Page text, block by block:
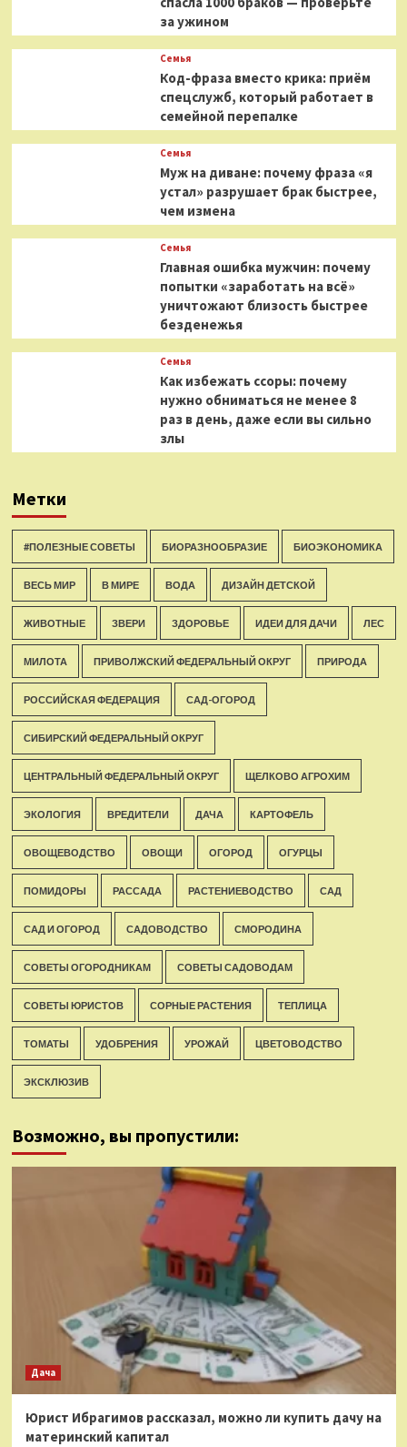
за ужином
Семья
Код-фраза вместо крика: приём
спецслужб, который работает в
семейной перепалке
Семья
Муж на диване: почему фраза «я
устал» разрушает брак быстрее,
чем измена
Семья
Главная ошибка мужчин: почему
попытки «заработать на всё»
уничтожают близость быстрее
безденежья
Семья
Как избежать ссоры: почему
нужно обниматься не менее 8
раз в день, даже если вы сильно
злы
Метки
#ПОЛЕЗНЫЕ СОВЕТЫ БИОРАЗНООБРАЗИЕ БИОЭКОНОМИКА
ВЕСЬ МИР В МИРЕ ВОДА ДИЗАЙН ДЕТСКОЙ
ЖИВОТНЫЕ ЗВЕРИ ЗДОРОВЬЕ ИДЕИ ДЛЯ ДАЧИ ЛЕС
МИЛОТА ПРИВОЛЖСКИЙ ФЕДЕРАЛЬНЫЙ ОКРУГ ПРИРОДА
РОССИЙСКАЯ ФЕДЕРАЦИЯ САД-ОГОРОД
СИБИРСКИЙ ФЕДЕРАЛЬНЫЙ ОКРУГ
ЦЕНТРАЛЬНЫЙ ФЕДЕРАЛЬНЫЙ ОКРУГ ЩЕЛКОВО АГРОХИМ
ЭКОЛОГИЯ ВРЕДИТЕЛИ ДАЧА КАРТОФЕЛЬ
ОВОЩЕВОДСТВО ОВОЩИ ОГОРОД ОГУРЦЫ
ПОМИДОРЫ РАССАДА РАСТЕНИЕВОДСТВО САД
САД И ОГОРОД САДОВОДСТВО СМОРОДИНА
СОВЕТЫ ОГОРОДНИКАМ СОВЕТЫ САДОВОДАМ
СОВЕТЫ ЮРИСТОВ СОРНЫЕ РАСТЕНИЯ ТЕПЛИЦА
ТОМАТЫ УДОБРЕНИЯ УРОЖАЙ ЦВЕТОВОДСТВО
ЭКСКЛЮЗИВ
Возможно, вы пропустили:
Дача
Юрист Ибрагимов рассказал, можно ли купить дачу на
материнский капитал